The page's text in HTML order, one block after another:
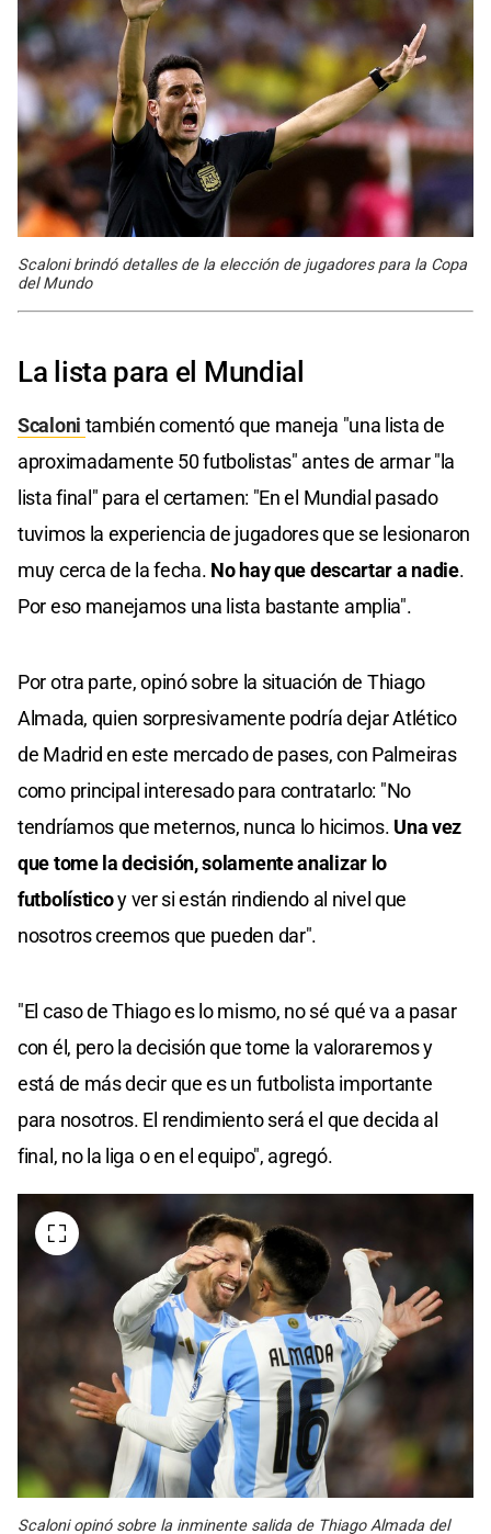
Scaloni brindó detalles de la elección de jugadores para la Copa
del Mundo
La lista para el Mundial
Scaloni también comentó que maneja "una lista de
aproximadamente 50 futbolistas" antes de armar "la
lista final" para el certamen: "En el Mundial pasado
tuvimos la experiencia de jugadores que se lesionaron
muy cerca de la fecha. No hay que descartar a nadie.
Por eso manejamos una lista bastante amplia".
Por otra parte, opinó sobre la situación de Thiago
Almada, quien sorpresivamente podría dejar Atlético
de Madrid en este mercado de pases, con Palmeiras
como principal interesado para contratarlo: "No
tendríamos que meternos, nunca lo hicimos. Una vez
que tome la decisión, solamente analizar lo
futbolísticoy ver si están rindiendo al nivel que
nosotros creemos que pueden dar".
"El caso de Thiago es lo mismo, no sé qué va a pasar
con él, pero la decisión que tome la valoraremos y
está de más decir que es un futbolista importante
para nosotros. El rendimiento será el que decida al
final, no la liga o en el equipo", agregó.
Scaloni opinó sobre la inminente salida de Thiago Almada del